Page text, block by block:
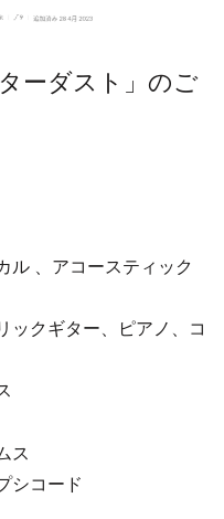
ーダスト」のご
、アコースティック
クギター、ピアノ、コ
ス
コード